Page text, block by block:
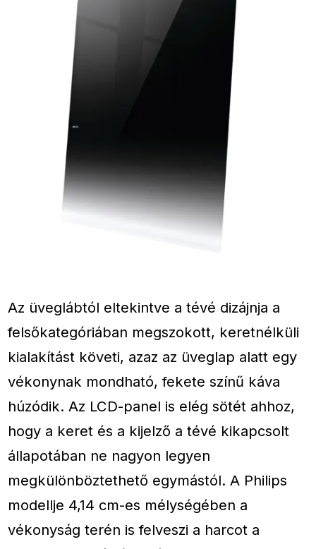
Az üveglábtól eltekintve a tévé dizájnja a
felsőkategóriában megszokott, keretnélküli
kialakítást követi, azaz az üveglap alatt egy
vékonynak mondható, fekete színű káva
húzódik. Az LCD-panel is elég sötét ahhoz,
hogy a keret és a kijelző a tévé kikapcsolt
állapotában ne nagyon legyen
megkülönböztethető egymástól. A Philips
modellje 4,14 cm-es mélységében a
vékonyság terén is felveszi a harcot a